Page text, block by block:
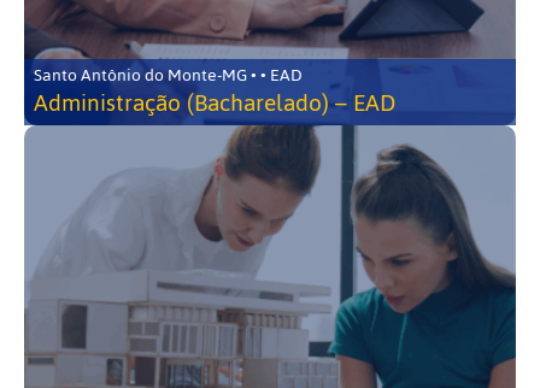
Santo Antônio do Monte-MG • • EAD
Administração (Bacharelado) – EAD